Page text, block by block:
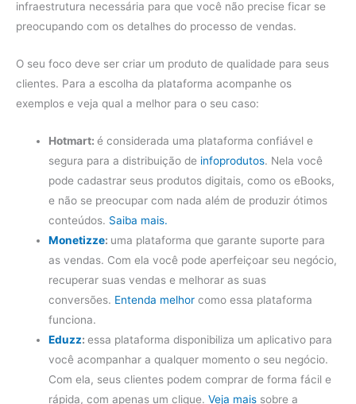
infraestrutura necessária para que você não precise ficar se
preocupando com os detalhes do processo de vendas.
O seu foco deve ser criar um produto de qualidade para seus
clientes. Para a escolha da plataforma acompanhe os
exemplos e veja qual a melhor para o seu caso:
Hotmart:é considerada uma plataforma confiável e
segura para a distribuição de infoprodutos. Nela você
pode cadastrar seus produtos digitais, como os eBooks,
e não se preocupar com nada além de produzir ótimos
conteúdos. Saiba mais.
Monetizze: uma plataforma que garante suporte para
as vendas. Com ela você pode aperfeiçoar seu negócio,
recuperar suas vendas e melhorar as suas
conversões. Entenda melhor como essa plataforma
funciona.
Eduzz:essa plataforma disponibiliza um aplicativo para
você acompanhar a qualquer momento o seu negócio.
Com ela, seus clientes podem comprar de forma fácil e
rápida, com apenas um clique.Veja mais sobre a